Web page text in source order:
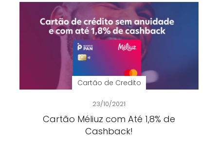
Cartão de Credito
23/10/2021
Cartão Méliuz com Até 1,8% de
Cashback!